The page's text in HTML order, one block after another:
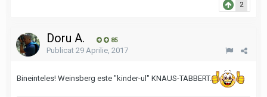
2
Doru A. 85
Publicat 29 Aprilie, 2017
Bineinteles! Weinsberg este "kinder-ul" KNAUS-TABBERT.